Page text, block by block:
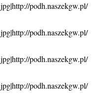
podh.naszekgw.pl/
podh.naszekgw.pl/
podh.naszekgw.pl/
podh.naszekgw.pl/